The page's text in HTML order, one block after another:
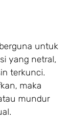
untuk
yang netral,
terkunci.
maka
mundur